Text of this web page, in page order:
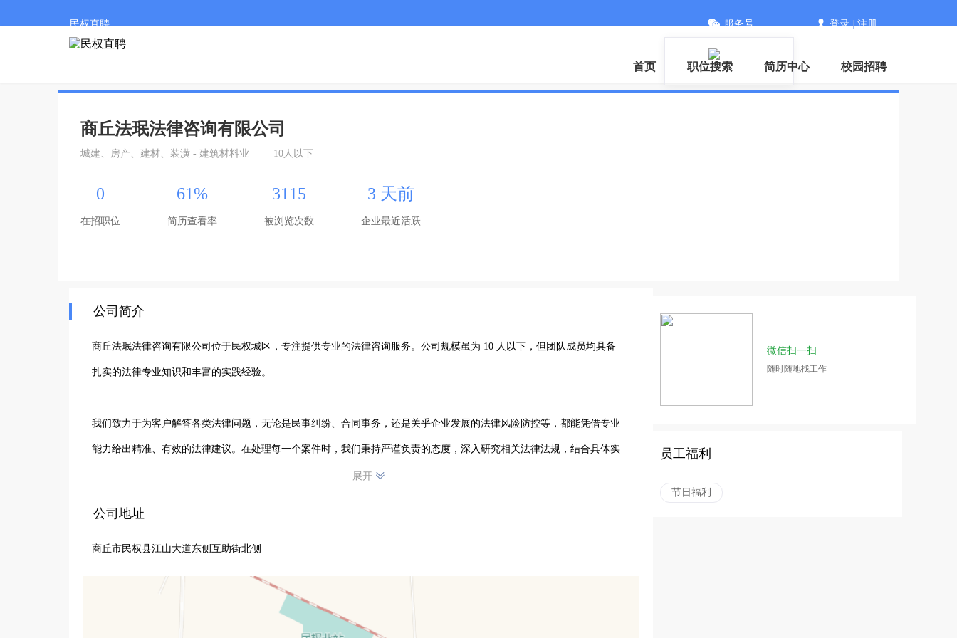
民权直聘 服务号 登录|注册
首页 职位搜索 简历中心 校园招聘
商丘法珉法律咨询有限公司
城建、房产、建材、装潢 - 建筑材料业 10人以下
0
在招职位
61%
简历查看率
3115
被浏览次数
3 天前
企业最近活跃
公司简介
商丘法珉法律咨询有限公司位于民权城区，专注提供专业的法律咨询服务。公司规模虽为 10 人以下，但团队成员均具备
扎实的法律专业知识和丰富的实践经验。
我们致力于为客户解答各类法律问题，无论是民事纠纷、合同事务，还是关乎企业发展的法律风险防控等，都能凭借专业
能力给出精准、有效的法律建议。在处理每一个案件时，我们秉持严谨负责的态度，深入研究相关法律法规，结合具体实
际情况，为客户量身定制解决方案。凭借优质的服务，已在民权城区赢得了良好的口碑，众多客户信赖我们，将法律难题
地客户提供有力的法律支持与保障。
展开
公司地址
商丘市民权县江山大道东侧互助街北侧
微信扫一扫
随时随地找工作
员工福利
节日福利